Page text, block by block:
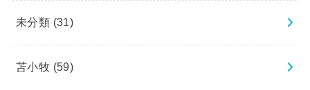
未分類 (31)
苫小牧 (59)